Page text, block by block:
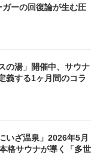
ーの回復論が生む圧
の湯」開催中、サウナ
義する1ヶ月間のコラ
いざ温泉」2026年5月
格サウナが導く「多世